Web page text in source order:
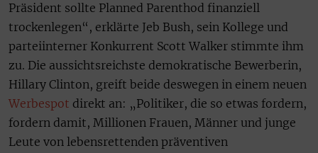
Präsident sollte Planned Parenthod finanziell
trockenlegen“, erklärte Jeb Bush, sein Kollege und
parteiinterner Konkurrent Scott Walker stimmte ihm
zu. Die aussichtsreichste demokratische Bewerberin,
Hillary Clinton, greift beide deswegen in einem neuen
Werbespot direkt an: „Politiker, die so etwas fordern,
fordern damit, Millionen Frauen, Männer und junge
Leute von lebensrettenden präventiven